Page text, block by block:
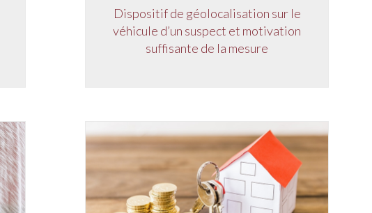
Dispositif de géolocalisation sur le
véhicule d’un suspect et motivation
suffisante de la mesure